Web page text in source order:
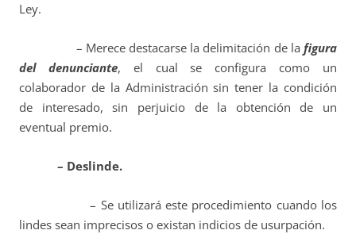
Ley.
– Merece destacarse la delimitación de la figura
del denunciante, el cual se configura como un
colaborador de la Administración sin tener la condición
de interesado, sin perjuicio de la obtención de un
eventual premio.
– Deslinde.
– Se utilizará este procedimiento cuando los
lindes sean imprecisos o existan indicios de usurpación.